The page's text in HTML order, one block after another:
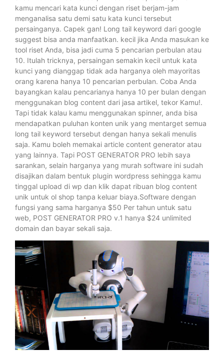
kamu mencari kata kunci dengan riset berjam-jam
menganalisa satu demi satu kata kunci tersebut
persainganya. Capek gan! Long tail keyword dari google
suggest bisa anda manfaatkan. kecil jika Anda masukan ke
tool riset Anda, bisa jadi cuma 5 pencarian perbulan atau
10. Itulah tricknya, persaingan semakin kecil untuk kata
kunci yang dianggap tidak ada harganya oleh mayoritas
orang karena hanya 10 pencarian perbulan. Coba Anda
bayangkan kalau pencarianya hanya 10 per bulan dengan
menggunakan blog content dari jasa artikel, tekor Kamu!.
Tapi tidak kalau kamu menggunakan spinner, anda bisa
mendapatkan puluhan konten unik yang mentarget semua
long tail keyword tersebut dengan hanya sekali menulis
saja. Kamu boleh memakai article content generator atau
yang lainnya. Tapi POST GENERATOR PRO lebih saya
sarankan, selain harganya yang murah software ini sudah
disajikan dalam bentuk plugin wordpress sehingga kamu
tinggal upload di wp dan klik dapat ribuan blog content
unik untuk ol shop tanpa keluar biaya.Software dengan
fungsi yang sama harganya $50 Per tahun untuk satu
web, POST GENERATOR PRO v.1 hanya $24 unlimited
domain dan bayar sekali saja.